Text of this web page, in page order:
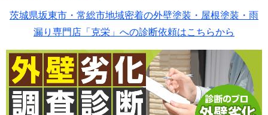
茨城県坂東市・常総市地域密着の外壁塗装・屋根塗装・雨
漏り専門店「克栄」への診断依頼はこちらから